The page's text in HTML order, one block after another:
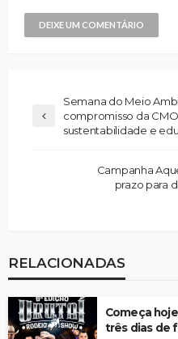
Semana do Meio
compromisso da
sustentabilidade e
Campanha
prazo para
RELACIONADAS
Começa
três dias de